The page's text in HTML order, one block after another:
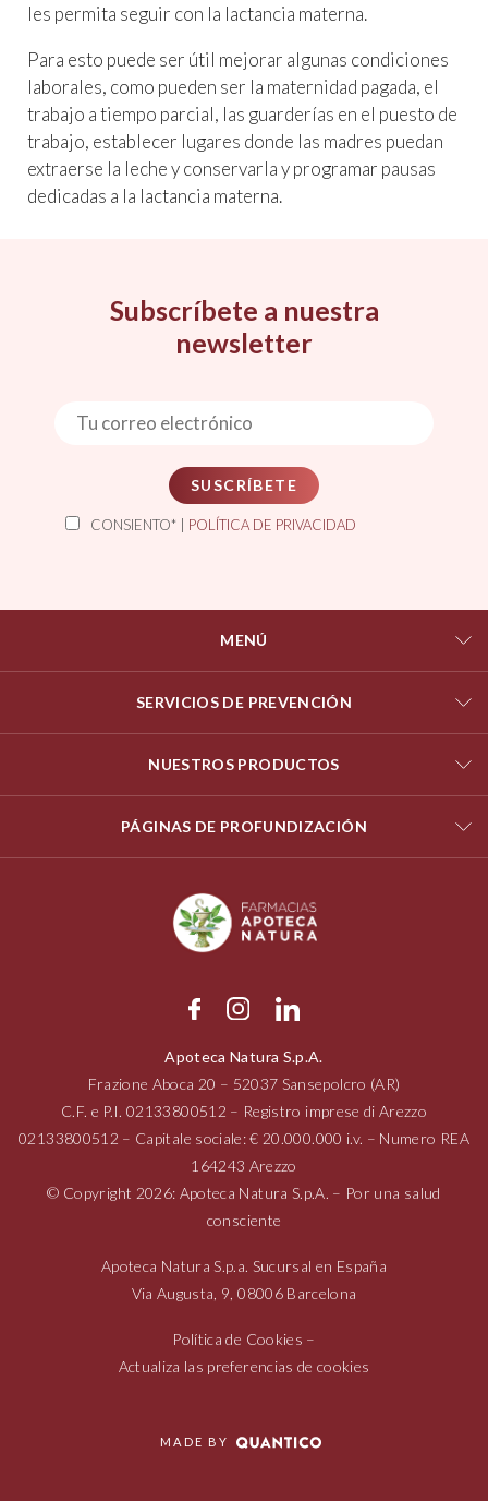
les permita seguir con la lactancia materna.
Para esto puede ser útil mejorar algunas condiciones
laborales, como pueden ser la maternidad pagada, el
trabajo a tiempo parcial, las guarderías en el puesto de
trabajo, establecer lugares donde las madres puedan
extraerse la leche y conservarla y programar pausas
dedicadas a la lactancia materna.
Subscríbete a nuestra
newsletter
SUSCRÍBETE
CONSIENTO* | POLÍTICA DE PRIVACIDAD
MENÚ
SERVICIOS DE PREVENCIÓN
NUESTROS PRODUCTOS
PÁGINAS DE PROFUNDIZACIÓN
Apoteca Natura S.p.A.
Frazione Aboca 20 – 52037 Sansepolcro (AR)
C.F. e P.I.02133800512 – Registro imprese di Arezzo
02133800512 – Capitale sociale: € 20.000.000 i.v. – Numero REA
164243 Arezzo
© Copyright 2026: Apoteca Natura S.p.A. – Por una salud
consciente
Apoteca Natura S.p.a. Sucursal en España
Via Augusta, 9, 08006Barcelona
Política de Cookies –
Actualiza las preferencias de cookies
MADE BY